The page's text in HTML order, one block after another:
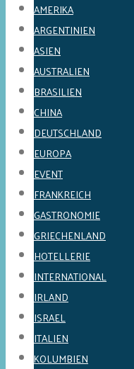
AMERIKA
ARGENTINIEN
ASIEN
AUSTRALIEN
BRASILIEN
CHINA
DEUTSCHLAND
EUROPA
EVENT
FRANKREICH
GASTRONOMIE
GRIECHENLAND
HOTELLERIE
INTERNATIONAL
IRLAND
ISRAEL
ITALIEN
KOLUMBIEN